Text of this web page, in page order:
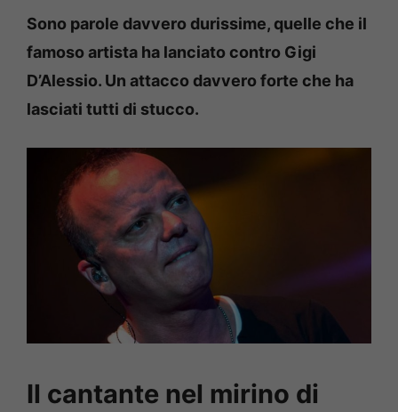
Sono parole davvero durissime, quelle che il
famoso artista ha lanciato contro Gigi
D’Alessio. Un attacco davvero forte che ha
lasciati tutti di stucco.
Il cantante nel mirino di